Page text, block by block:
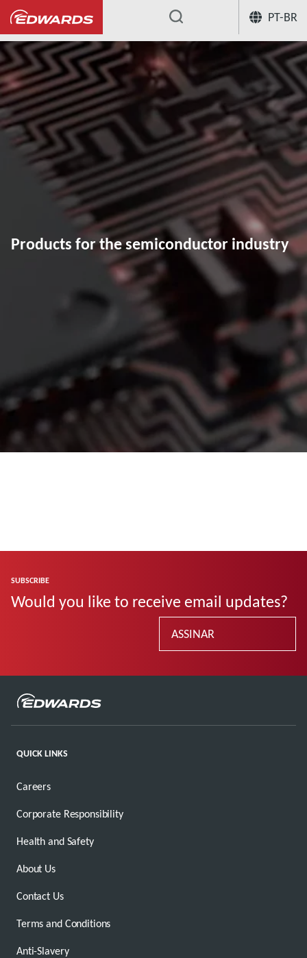
PT-BR
...
Products for the semiconductor industry
SUBSCRIBE
Would you like to receive email updates?
ASSINAR
QUICK LINKS
Careers
Corporate Responsibility
Health and Safety
About Us
Contact Us
Terms and Conditions
Anti-Slavery